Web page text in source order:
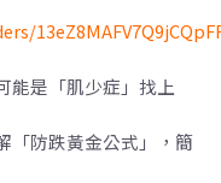
能是「肌少症」找上
「防跌黃金公式」，簡